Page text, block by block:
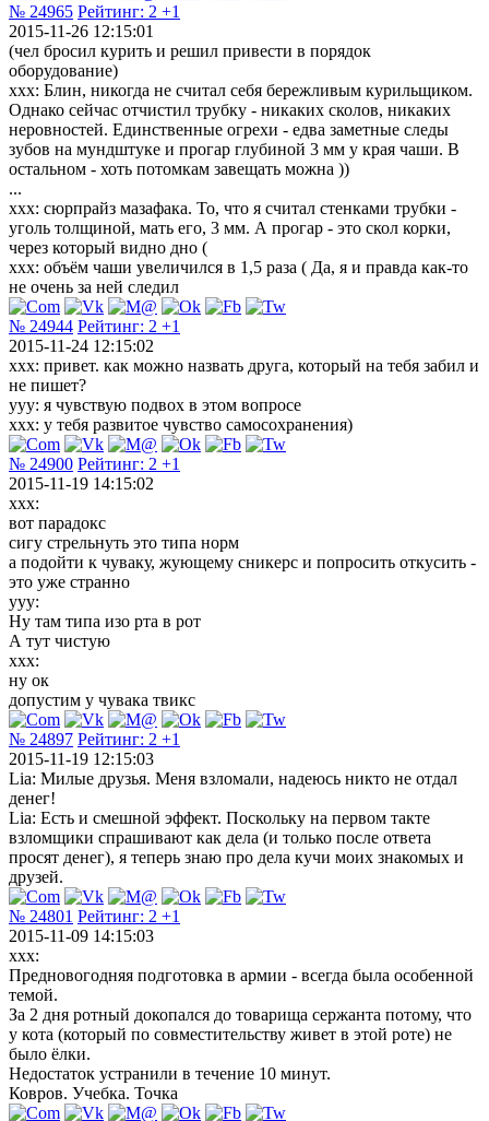
№ 24965 Рейтинг: 2 +1
2015-11-26 12:15:01
(чел бросил курить и решил привести в порядок
оборудование)
ххх: Блин, никогда не считал себя бережливым курильщиком.
Однако сейчас отчистил трубку - никаких сколов, никаких
неровностей. Единственные огрехи - едва заметные следы
зубов на мундштуке и прогар глубиной 3 мм у края чаши. В
остальном - хоть потомкам завещать можна ))
...
ххх: сюрпрайз мазафака. То, что я считал стенками трубки -
уголь толщиной, мать его, 3 мм. А прогар - это скол корки,
через который видно дно (
ххх: объём чаши увеличился в 1,5 раза ( Да, я и правда как-то
не очень за ней следил
№ 24944 Рейтинг: 2 +1
2015-11-24 12:15:02
xxx: привет. как можно назвать друга, который на тебя забил и
не пишет?
yyy: я чувствую подвох в этом вопросе
xxx: у тебя развитое чувство самосохранения)
№ 24900 Рейтинг: 2 +1
2015-11-19 14:15:02
xxx:
вот парадокс
сигу стрельнуть это типа норм
а подойти к чуваку, жующему сникерс и попросить откусить -
это уже странно
yyy:
Ну там типа изо рта в рот
А тут чистую
xxx:
ну ок
допустим у чувака твикс
№ 24897 Рейтинг: 2 +1
2015-11-19 12:15:03
Lia: Милые друзья. Меня взломали, надеюсь никто не отдал
денег!
Lia: Есть и смешной эффект. Поскольку на первом такте
взломщики спрашивают как дела (и только после ответа
просят денег), я теперь знаю про дела кучи моих знакомых и
друзей.
№ 24801 Рейтинг: 2 +1
2015-11-09 14:15:03
xxx:
Предновогодняя подготовка в армии - всегда была особенной
темой.
За 2 дня ротный докопался до товарища сержанта потому, что
у кота (который по совместительству живет в этой роте) не
было ёлки.
Недостаток устранили в течение 10 минут.
Ковров. Учебка. Точка